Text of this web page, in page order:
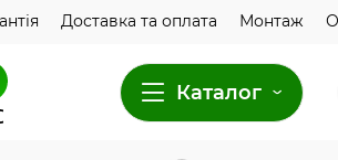
Доставка та оплата Монтаж
Каталог